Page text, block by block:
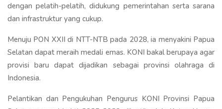
dengan pelatih-pelatih, didukung pemerintahan serta sarana
dan infrastruktur yang cukup.
Menuju PON XXII di NTT-NTB pada 2028, ia menyakini Papua
Selatan dapat meraih medali emas. KONI bakal berupaya agar
provisi baru dapat dijadikan sebagai provinsi olahraga di
Indonesia.
Pelantikan dan Pengukuhan Pengurus KONI Provinsi Papua